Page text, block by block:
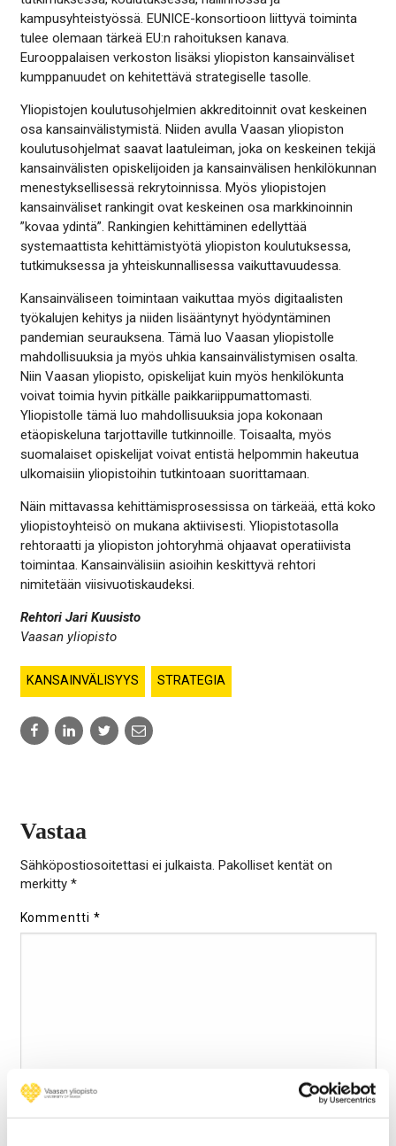
kampusyhteistyössä. EUNICE-konsortioon liittyvä toiminta
tulee olemaan tärkeä EU:n rahoituksen kanava.
Eurooppalaisen verkoston lisäksi yliopiston kansainväliset
kumppanuudet on kehitettävä strategiselle tasolle.
Yliopistojen koulutusohjelmien akkreditoinnit ovat keskeinen
osa kansainvälistymistä. Niiden avulla Vaasan yliopiston
koulutusohjelmat saavat laatuleiman, joka on keskeinen tekijä
kansainvälisten opiskelijoiden ja kansainvälisen henkilökunnan
menestyksellisessä rekrytoinnissa. Myös yliopistojen
kansainväliset rankingit ovat keskeinen osa markkinoinnin
”kovaa ydintä”. Rankingien kehittäminen edellyttää
systemaattista kehittämistyötä yliopiston koulutuksessa,
tutkimuksessa ja yhteiskunnallisessa vaikuttavuudessa.
Kansainväliseen toimintaan vaikuttaa myös digitaalisten
työkalujen kehitys ja niiden lisääntynyt hyödyntäminen
pandemian seurauksena. Tämä luo Vaasan yliopistolle
mahdollisuuksia ja myös uhkia kansainvälistymisen osalta.
Niin Vaasan yliopisto, opiskelijat kuin myös henkilökunta
voivat toimia hyvin pitkälle paikkariippumattomasti.
Yliopistolle tämä luo mahdollisuuksia jopa kokonaan
etäopiskeluna tarjottaville tutkinnoille. Toisaalta, myös
suomalaiset opiskelijat voivat entistä helpommin hakeutua
ulkomaisiin yliopistoihin tutkintoaan suorittamaan.
Näin mittavassa kehittämisprosessissa on tärkeää, että koko
yliopistoyhteisö on mukana aktiivisesti. Yliopistotasolla
rehtoraatti ja yliopiston johtoryhmä ohjaavat operatiivista
toimintaa. Kansainvälisiin asioihin keskittyvä rehtori
nimitetään viisivuotiskaudeksi.
Rehtori Jari Kuusisto
Vaasan yliopisto
KANSAINVÄLISYYS STRATEGIA
Share
to:
Share
to:
Share
to:
Share
to:
Vastaa
Sähköpostiosoitettasi ei julkaista. Pakolliset kentät on
merkitty *
Kommentti*